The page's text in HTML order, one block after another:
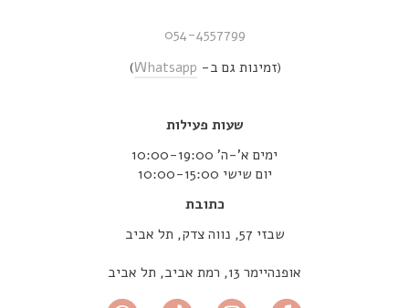
054-4557799
(זמינות גם ב- Whatsapp
)
שעות פעילות
ימים א’-ה’ 10:00-19:00
יום שישי 10:00-15:00
כתובת
שבזי 57, נווה צדק, תל אביב
אופנהיימר 13, רמת אביב, תל אביב